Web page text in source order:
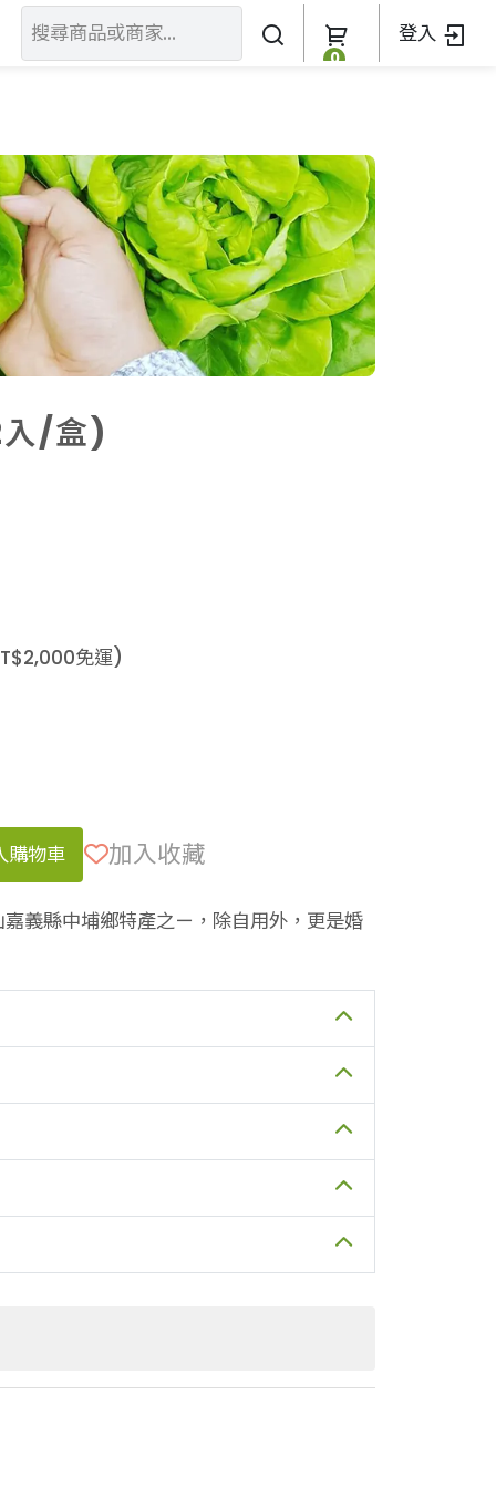
0
登入
入我們
/盒)
2,000免運)
物車 加入收藏
義縣中埔鄉特產之ㄧ，除自用外，更是婚